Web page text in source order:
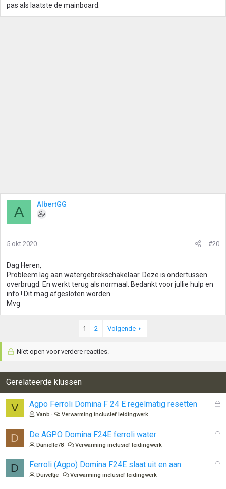
pas als laatste de mainboard.
A AlbertGG
5 okt 2020 #20
Dag Heren,
Probleem lag aan watergebrekschakelaar. Deze is ondertussen
overbrugd. En werkt terug als normaal. Bedankt voor jullie hulp en
info ! Dit mag afgesloten worden.
Mvg
1 2 Volgende
Niet open voor verdere reacties.
Gerelateerde klussen
V
G
n
Agpo Ferroli Domina F 24 E regelmatig resetten
Vanb Verwarming inclusief leidingwerk
D
G
De AGPO Domina F24E ferroli water
Danielle78 Verwarming inclusief leidingwerk
D
G
Ferroli (Agpo) Domina F24E slaat uit en aan
Duiveltje Verwarming inclusief leidingwerk